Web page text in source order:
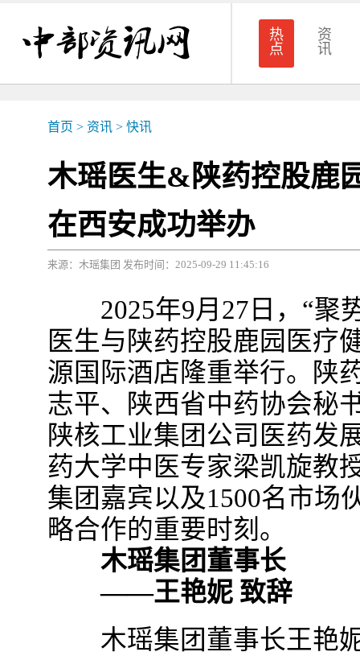
热
点
资
讯
首页 > 资讯 > 快讯
木瑶医生&陕药控股鹿
在西安成功举办
来源：木瑶集团 发布时间：2025-09-29 11:45:16
2025年9月27日，“聚
医生与陕药控股鹿园医疗
源国际酒店隆重举行。陕
志平、陕西省中药协会秘
陕核工业集团公司医药发
药大学中医专家梁凯旋教
集团嘉宾以及1500名市场
略合作的重要时刻。
木瑶集团董事长
——王艳妮 致辞
木瑶集团董事长王艳妮